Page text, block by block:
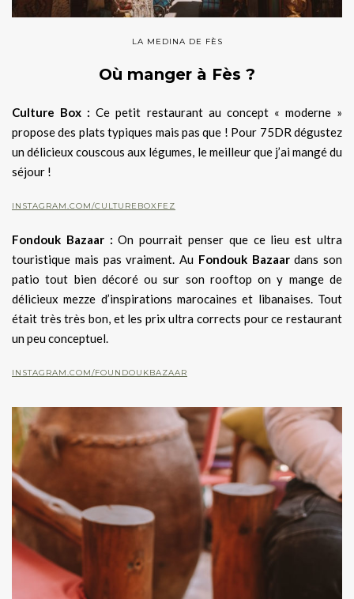
LA MEDINA DE FÈS
Où manger à Fès ?
Culture Box :Ce petit restaurant au concept « moderne »
propose des plats typiques mais pas que ! Pour 75DR dégustez
un délicieux couscous aux légumes, le meilleur que j’ai mangé du
séjour !
INSTAGRAM.COM/CULTUREBOXFEZ
Fondouk Bazaar :On pourrait penser que ce lieu est ultra
touristique mais pas vraiment. Au Fondouk Bazaardans son
patio tout bien décoré ou sur son rooftop on y mange de
délicieux mezze d’inspirations marocaines et libanaises. Tout
était très très bon, et les prix ultra corrects pour ce restaurant
un peu conceptuel.
INSTAGRAM.COM/FOUNDOUKBAZAAR